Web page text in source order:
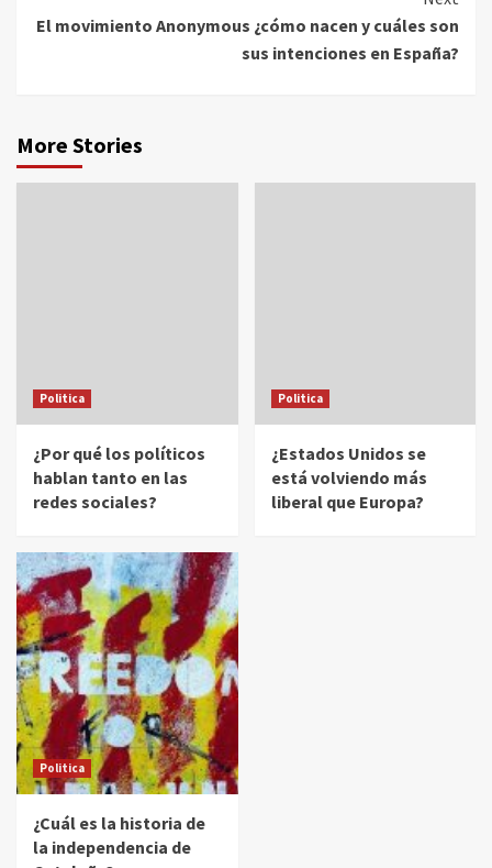
El movimiento Anonymous ¿cómo nacen y cuáles son
sus intenciones en España?
More Stories
Politica
¿Por qué los políticos
hablan tanto en las
redes sociales?
Politica
¿Estados Unidos se
está volviendo más
liberal que Europa?
Politica
¿Cuál es la historia de
la independencia de